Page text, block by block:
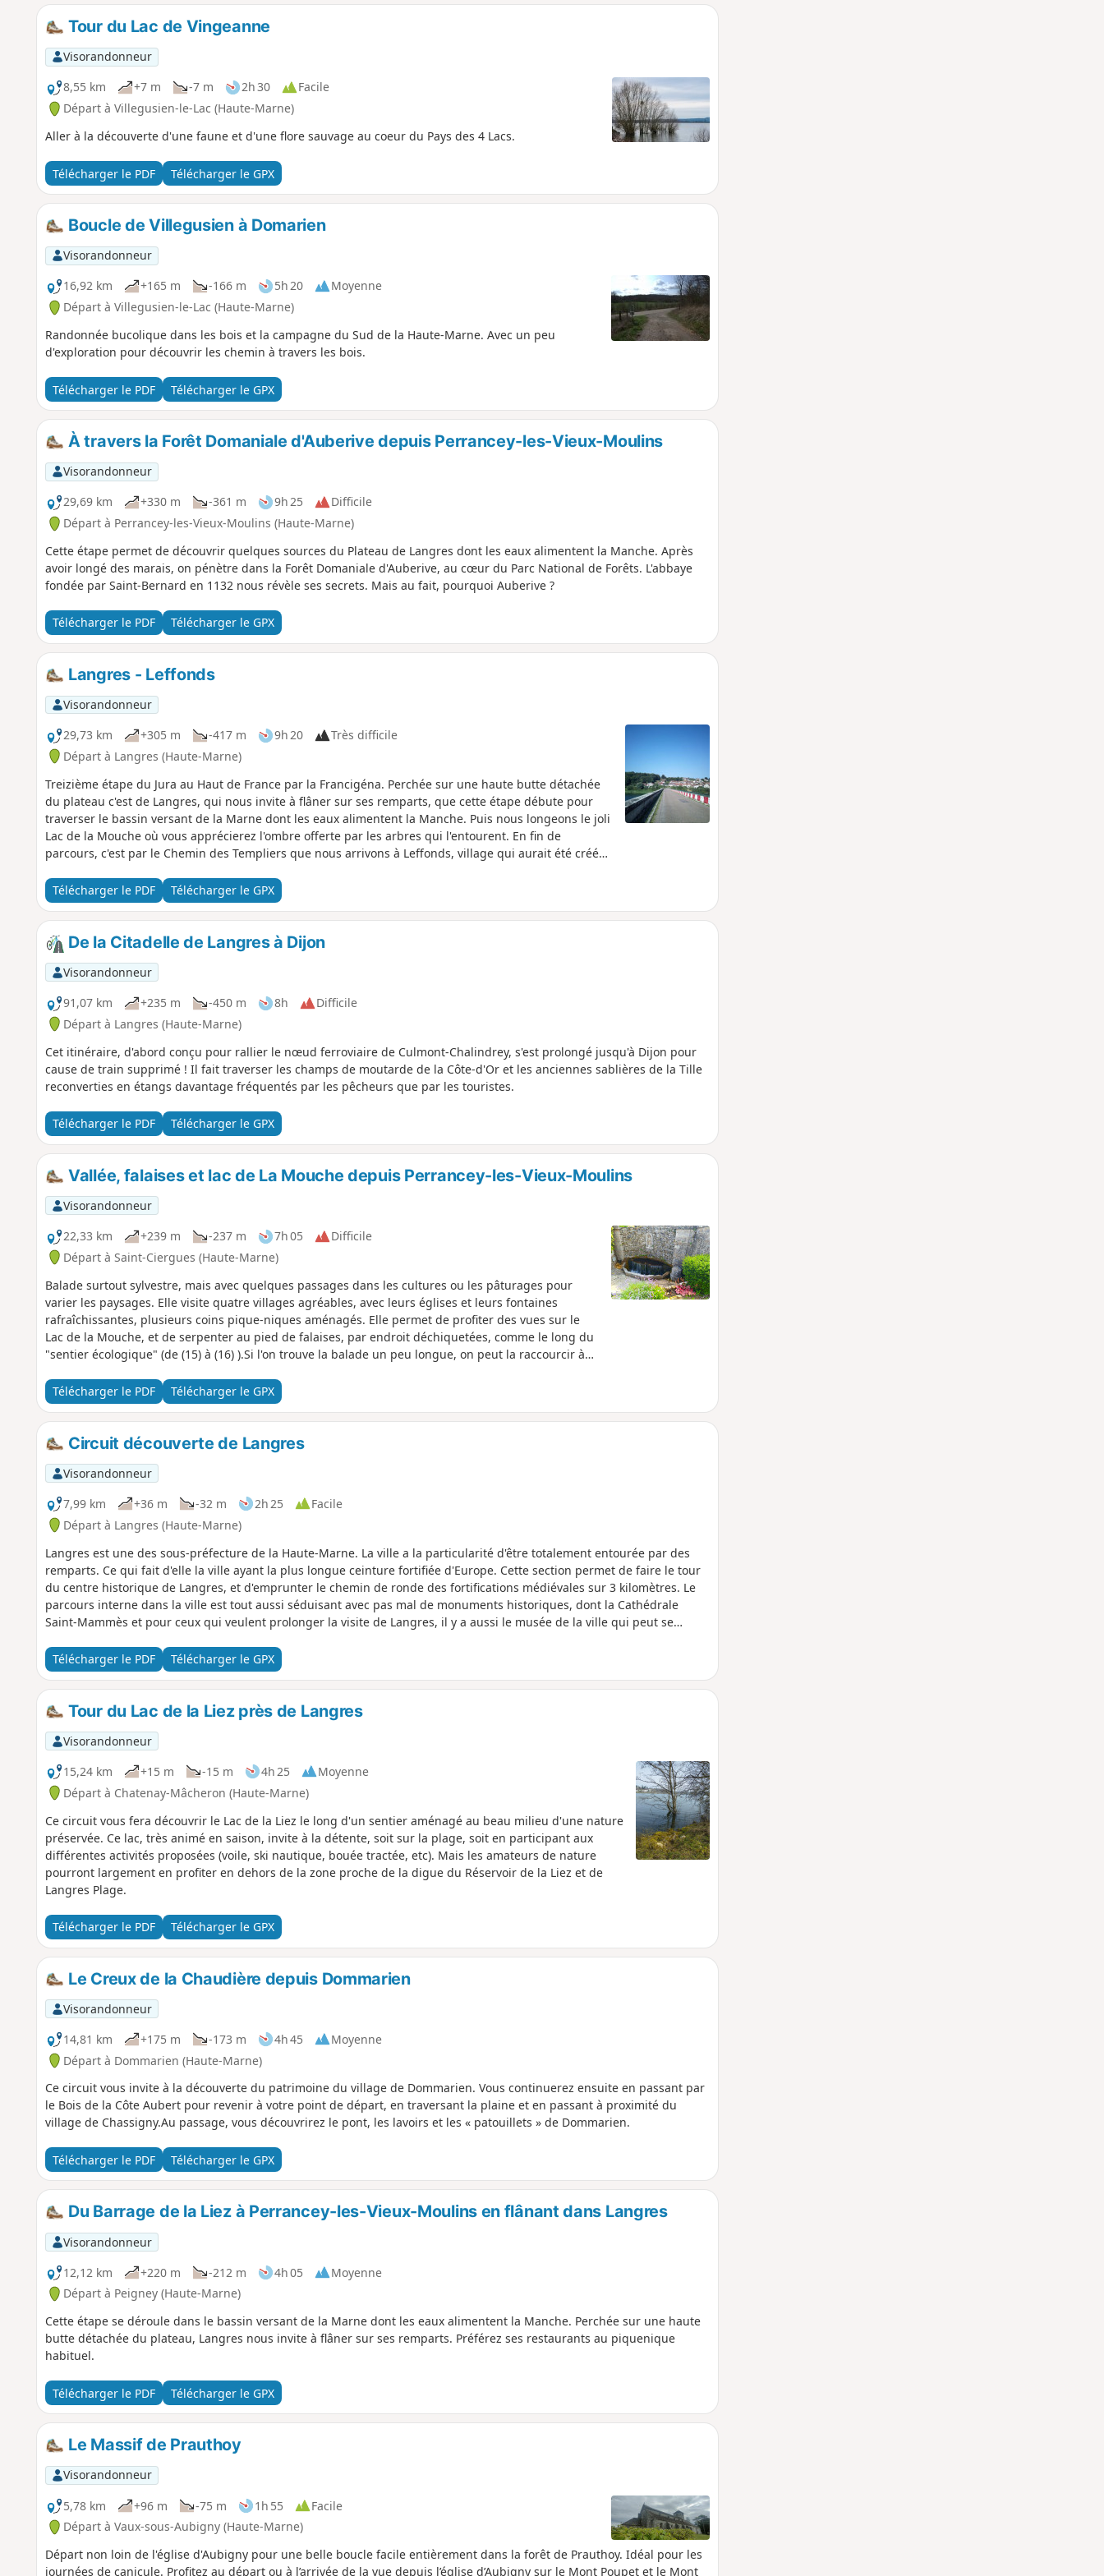
Tour du Lac de Vingeanne
Visorandonneur
8,55 km
+7 m -7 m 2h 30
Facile
Départ à Villegusien-le-Lac (Haute-Marne)
Aller à la découverte d'une faune et d'une flore sauvage au coeur du Pays des 4 Lacs.
Télécharger le PDF Télécharger le GPX
Boucle de Villegusien à Domarien
Visorandonneur
16,92 km
+165 m -166 m 5h 20
Moyenne
Départ à Villegusien-le-Lac (Haute-Marne)
Randonnée bucolique dans les bois et la campagne du Sud de la Haute-Marne. Avec un peu
d'exploration pour découvrir les chemin à travers les bois.
Télécharger le PDF Télécharger le GPX
À travers la Forêt Domaniale d'Auberive depuis Perrancey-les-Vieux-Moulins
Visorandonneur
29,69 km
+330 m -361 m 9h 25
Difficile
Départ à Perrancey-les-Vieux-Moulins (Haute-Marne)
Cette étape permet de découvrir quelques sources du Plateau de Langres dont les eaux alimentent la Manche. Après
avoir longé des marais, on pénètre dans la Forêt Domaniale d'Auberive, au cœur du Parc National de Forêts. L'abbaye
fondée par Saint-Bernard en 1132 nous révèle ses secrets. Mais au fait, pourquoi Auberive ?
Télécharger le PDF Télécharger le GPX
Langres - Leffonds
Visorandonneur
29,73 km
+305 m -417 m 9h 20
Très difficile
Départ à Langres (Haute-Marne)
Treizième étape du Jura au Haut de France par la Francigéna. Perchée sur une haute butte détachée
du plateau c'est de Langres, qui nous invite à flâner sur ses remparts, que cette étape débute pour
traverser le bassin versant de la Marne dont les eaux alimentent la Manche. Puis nous longeons le joli
Lac de la Mouche où vous apprécierez l'ombre offerte par les arbres qui l'entourent. En fin de
parcours, c'est par le Chemin des Templiers que nous arrivons à Leffonds, village qui aurait été créé
Télécharger le PDF
Télécharger le GPX
De la Citadelle de Langres à Dijon
Visorandonneur
91,07 km
+235 m -450 m 8h
Difficile
Départ à Langres (Haute-Marne)
Cet itinéraire, d'abord conçu pour rallier le nœud ferroviaire de Culmont-Chalindrey, s'est prolongé jusqu'à Dijon pour
cause de train supprimé ! Il fait traverser les champs de moutarde de la Côte-d'Or et les anciennes sablières de la Tille
reconverties en étangs davantage fréquentés par les pêcheurs que par les touristes.
Télécharger le PDF Télécharger le GPX
Vallée, falaises et lac de La Mouche depuis Perrancey-les-Vieux-Moulins
Visorandonneur
22,33 km
+239 m -237 m 7h 05
Difficile
Départ à Saint-Ciergues (Haute-Marne)
Balade surtout sylvestre, mais avec quelques passages dans les cultures ou les pâturages pour
varier les paysages. Elle visite quatre villages agréables, avec leurs églises et leurs fontaines
rafraîchissantes, plusieurs coins pique-niques aménagés. Elle permet de profiter des vues sur le
Lac de la Mouche, et de serpenter au pied de falaises, par endroit déchiquetées, comme le long du
"sentier écologique" (de (15) à (16) ).Si l'on trouve la balade un peu longue, on peut la raccourcir à
Télécharger le PDF
Télécharger le GPX
Circuit découverte de Langres
Visorandonneur
7,99 km
+36 m -32 m 2h 25
Facile
Départ à Langres (Haute-Marne)
Langres est une des sous-préfecture de la Haute-Marne. La ville a la particularité d'être totalement entourée par des
remparts. Ce qui fait d'elle la ville ayant la plus longue ceinture fortifiée d'Europe. Cette section permet de faire le tour
du centre historique de Langres, et d'emprunter le chemin de ronde des fortifications médiévales sur 3 kilomètres. Le
parcours interne dans la ville est tout aussi séduisant avec pas mal de monuments historiques, dont la Cathédrale
Saint-Mammès et pour ceux qui veulent prolonger la visite de Langres, il y a aussi le musée de la ville qui peut se
Télécharger le PDF
Télécharger le GPX
Tour du Lac de la Liez près de Langres
Visorandonneur
15,24 km
+15 m -15 m 4h 25
Moyenne
Départ à Chatenay-Mâcheron (Haute-Marne)
Ce circuit vous fera découvrir le Lac de la Liez le long d'un sentier aménagé au beau milieu d'une nature
préservée. Ce lac, très animé en saison, invite à la détente, soit sur la plage, soit en participant aux
différentes activités proposées (voile, ski nautique, bouée tractée, etc). Mais les amateurs de nature
pourront largement en profiter en dehors de la zone proche de la digue du Réservoir de la Liez et de
Langres Plage.
Télécharger le PDF Télécharger le GPX
Le Creux de la Chaudière depuis Dommarien
Visorandonneur
14,81 km
+175 m -173 m 4h 45
Moyenne
Départ à Dommarien (Haute-Marne)
Ce circuit vous invite à la découverte du patrimoine du village de Dommarien. Vous continuerez ensuite en passant par
le Bois de la Côte Aubert pour revenir à votre point de départ, en traversant la plaine et en passant à proximité du
village de Chassigny.Au passage, vous découvrirez le pont, les lavoirs et les « patouillets » de Dommarien.
Télécharger le PDF Télécharger le GPX
Du Barrage de la Liez à Perrancey-les-Vieux-Moulins en flânant dans Langres
Visorandonneur
12,12 km
+220 m -212 m 4h 05
Moyenne
Départ à Peigney (Haute-Marne)
Cette étape se déroule dans le bassin versant de la Marne dont les eaux alimentent la Manche. Perchée sur une haute
butte détachée du plateau, Langres nous invite à flâner sur ses remparts. Préférez ses restaurants au piquenique
habituel.
Télécharger le PDF Télécharger le GPX
Le Massif de Prauthoy
Visorandonneur
5,78 km
+96 m -75 m 1h 55
Facile
Départ à Vaux-sous-Aubigny (Haute-Marne)
Départ non loin de l'église d'Aubigny pour une belle boucle facile entièrement dans la forêt de Prauthoy. Idéal pour les
journées de canicule. Profitez au départ ou à l’arrivée de la vue depuis l’église d’Aubigny sur le Mont Poupet et le Mont